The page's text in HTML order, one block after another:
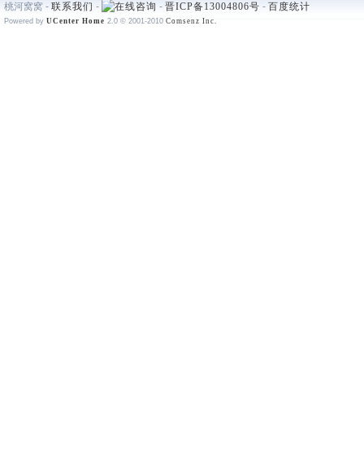
桃河窝窝 - 联系我们 - - 晋ICP备13004806号 - 百度统计
Powered by UCenter Home 2.0 © 2001-2010 Comsenz Inc.